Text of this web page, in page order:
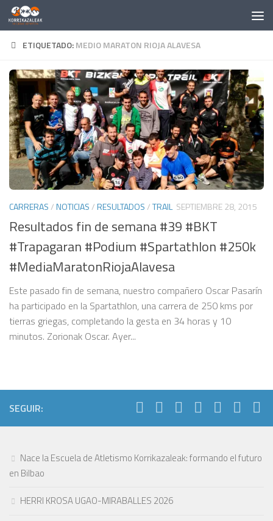
Saltar al contenido
ETIQUETADO:MEDIO MARATON RIOJA ALAVESA
CARRERAS/NOTICIAS/RESULTADOS/TRAIL SEPTIEMBRE 28, 2015
Resultados fin de semana #39 #BKT
#Trapagaran #Podium #Spartathlon #250k
#MediaMaratonRiojaAlavesa
Este pasado fin de semana, nuestro compañero Oscar Pasarín
ha participado en la Spartathlon, una carrera de 250 kms por
tierras griegas, completando la gesta en 34 horas y 10
minutos. Zorionak Oscar. Ayer...
SEGUIR:
Nace la Escuela de Atletismo Korrikazaleak: formando el futuro
en Bilbao
HERRI KROSA UGAO-MIRABALLES 2026